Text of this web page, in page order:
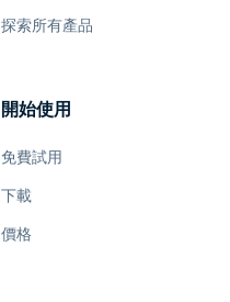
探索所有產品
開始使用
免費試用
下載
價格